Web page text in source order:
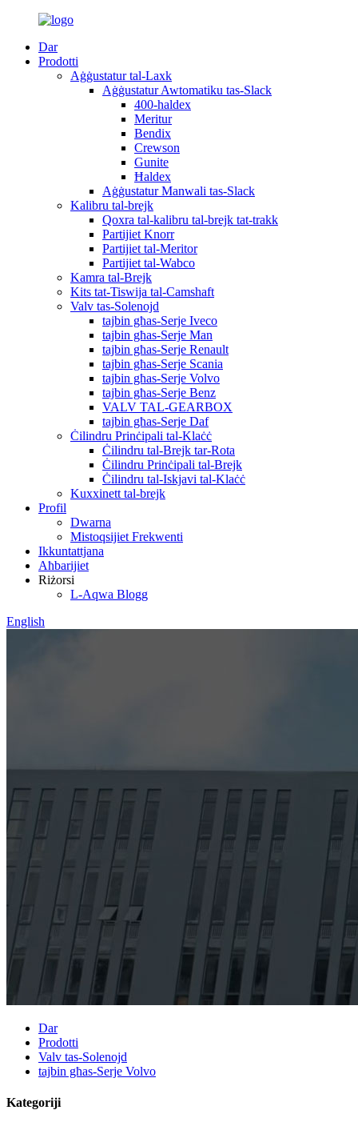
Dar
Prodotti
Aġġustatur tal-Laxk
Aġġustatur Awtomatiku tas-Slack
400-haldex
Meritur
Bendix
Crewson
Gunite
Ħaldex
Aġġustatur Manwali tas-Slack
Kalibru tal-brejk
Qoxra tal-kalibru tal-brejk tat-trakk
Partijiet Knorr
Partijiet tal-Meritor
Partijiet tal-Wabco
Kamra tal-Brejk
Kits tat-Tiswija tal-Camshaft
Valv tas-Solenojd
tajbin għas-Serje Iveco
tajbin għas-Serje Man
tajbin għas-Serje Renault
tajbin għas-Serje Scania
tajbin għas-Serje Volvo
tajbin għas-Serje Benz
VALV TAL-GEARBOX
tajbin għas-Serje Daf
Ċilindru Prinċipali tal-Klaċċ
Ċilindru tal-Brejk tar-Rota
Ċilindru Prinċipali tal-Brejk
Ċilindru tal-Iskjavi tal-Klaċċ
Kuxxinett tal-brejk
Profil
Dwarna
Mistoqsijiet Frekwenti
Ikkuntattjana
Aħbarijiet
Riżorsi
L-Aqwa Blogg
English
Dar
Prodotti
Valv tas-Solenojd
tajbin għas-Serje Volvo
Kategoriji